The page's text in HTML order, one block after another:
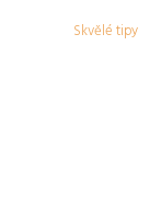
Skvělé tipy